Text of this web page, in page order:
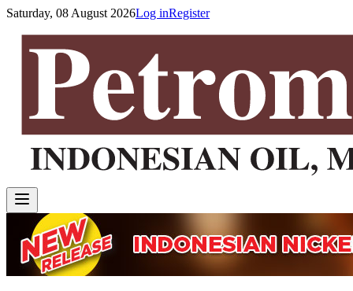
Saturday, 08 August 2026Log inRegister